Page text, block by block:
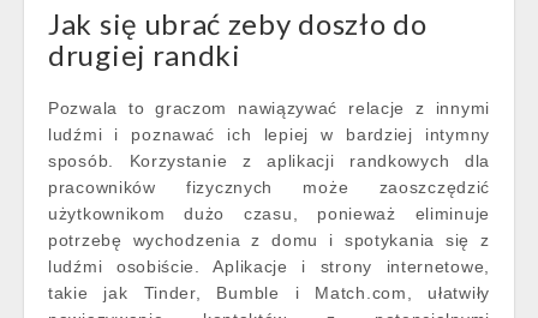
Jak się ubrać zeby doszło do
drugiej randki
Pozwala to graczom nawiązywać relacje z innymi
ludźmi i poznawać ich lepiej w bardziej intymny
sposób. Korzystanie z aplikacji randkowych dla
pracowników fizycznych może zaoszczędzić
użytkownikom dużo czasu, ponieważ eliminuje
potrzebę wychodzenia z domu i spotykania się z
ludźmi osobiście. Aplikacje i strony internetowe,
takie jak Tinder, Bumble i Match.com, ułatwiły